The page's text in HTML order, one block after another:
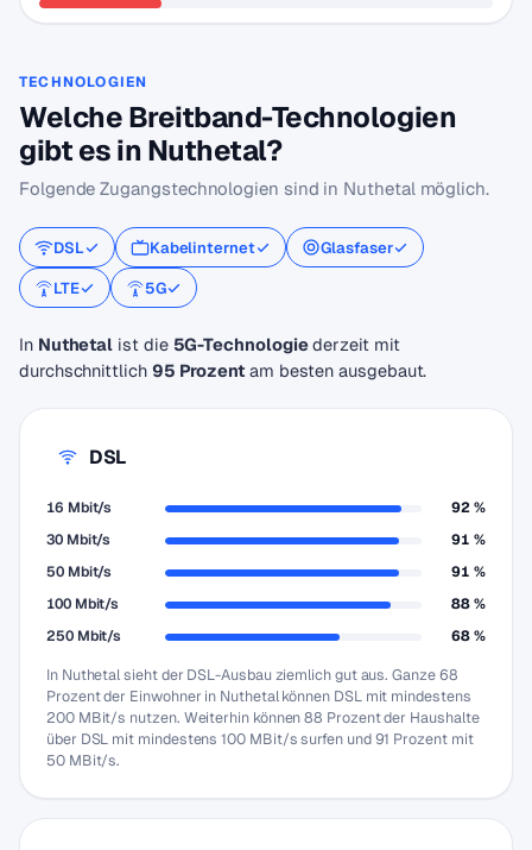
TECHNOLOGIEN
Welche Breitband-Technologien
gibt es in Nuthetal?
Folgende Zugangstechnologien sind in Nuthetal möglich.
DSL Kabelinternet
Glasfaser
LTE
5G
In Nuthetal ist die 5G-Technologiederzeit mit
durchschnittlich 95 Prozentam besten ausgebaut.
DSL
16 Mbit/s
92 %
30 Mbit/s
91 %
50 Mbit/s
91 %
100 Mbit/s
88 %
250 Mbit/s
68 %
In Nuthetal sieht der DSL-Ausbau ziemlich gut aus. Ganze 68
Prozent der Einwohner in Nuthetal können DSL mit mindestens
200 MBit/s nutzen. Weiterhin können 88 Prozent der Haushalte
über DSL mit mindestens 100 MBit/s surfen und 91 Prozent mit
50 MBit/s.